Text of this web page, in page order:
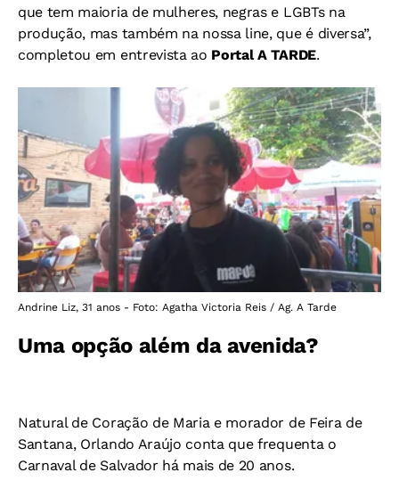
que tem maioria de mulheres, negras e LGBTs na
produção, mas também na nossa line, que é diversa”,
completou em entrevista ao Portal A TARDE.
Andrine Liz, 31 anos - Foto: Agatha Victoria Reis / Ag. A Tarde
Uma opção além da avenida?
Natural de Coração de Maria e morador de Feira de
Santana, Orlando Araújo conta que frequenta o
Carnaval de Salvador há mais de 20 anos.